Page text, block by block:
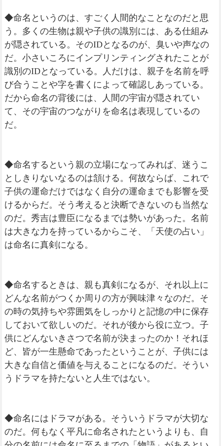
◆命名というのは、すごく人間的なことなのだと思
う。多くの生物は親や子供の識別には、ある仕組み
が隠されている。そのIDとなるのが、臭いや声なの
だ。小さいころにインプリンティングされたことが
識別のIDとなっている。人だけは、親子を名前を呼
び合うことや字を書くによって確認しあっている。
だから命名の背後には、人間の宇宙が隠されてい
て、その宇宙のつながりを命名は表現しているの
だ。
◆命名するという親の立場になってみれば、迷うこ
としきりないなるのは頷ける。何故ならば、これで
子供の運命だけではなく自分の運命までも影響を受
けるからだ。そう考えると決断できないのも当然な
のだ。秀吉は豊臣になるまでは勢いがあった。名前
は大きな力を持っているからこそ、「天使の占い」
は命名に真剣になる。
◆命名するときは、親も真剣になるが、それ以上に
どんな名前がつくか周りの方が興味津々なのだ。そ
の時の気持ちや雰囲気をしっかりと記憶の中に保存
しておいて欲しいのだ。それが後から役に立つ。子
供にどんないきさつで名前が決まったのか！それほ
ど、皆が一生懸命であったということが、子供には
大きな自信と価値を与えることになるのだ。そうい
うドラマを持たないと人生ではない。
◆命名にはドラマがある。そういうドラマが大切な
のだ。何もなく平凡に命名されたというよりも、自